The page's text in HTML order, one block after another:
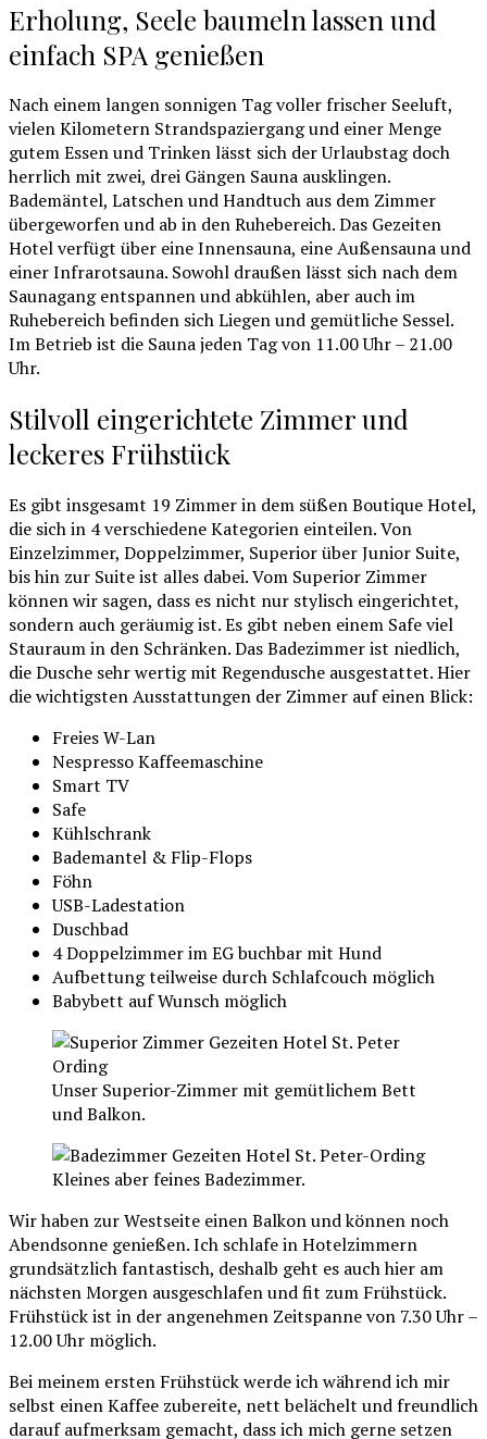
Erholung, Seele baumeln lassen und
einfach SPA genießen
Nach einem langen sonnigen Tag voller frischer Seeluft,
vielen Kilometern Strandspaziergang und einer Menge
gutem Essen und Trinken lässt sich der Urlaubstag doch
herrlich mit zwei, drei Gängen Sauna ausklingen.
Bademäntel, Latschen und Handtuch aus dem Zimmer
übergeworfen und ab in den Ruhebereich. Das Gezeiten
Hotel verfügt über eine Innensauna, eine Außensauna und
einer Infrarotsauna. Sowohl draußen lässt sich nach dem
Saunagang entspannen und abkühlen, aber auch im
Ruhebereich befinden sich Liegen und gemütliche Sessel.
Im Betrieb ist die Sauna jeden Tag von 11.00 Uhr – 21.00
Uhr.
Stilvoll eingerichtete Zimmer und
leckeres Frühstück
Es gibt insgesamt 19 Zimmer in dem süßen Boutique Hotel,
die sich in 4 verschiedene Kategorien einteilen. Von
Einzelzimmer, Doppelzimmer, Superior über Junior Suite,
bis hin zur Suite ist alles dabei. Vom Superior Zimmer
können wir sagen, dass es nicht nur stylisch eingerichtet,
sondern auch geräumig ist. Es gibt neben einem Safe viel
Stauraum in den Schränken. Das Badezimmer ist niedlich,
die Dusche sehr wertig mit Regendusche ausgestattet. Hier
die wichtigsten Ausstattungen der Zimmer auf einen Blick:
Freies W-Lan
Nespresso Kaffeemaschine
Smart TV
Safe
Kühlschrank
Bademantel & Flip-Flops
Föhn
USB-Ladestation
Duschbad
4 Doppelzimmer im EG buchbar mit Hund
Aufbettung teilweise durch Schlafcouch möglich
Babybett auf Wunsch möglich
Unser Superior-Zimmer mit gemütlichem Bett
und Balkon.
Kleines aber feines Badezimmer.
Wir haben zur Westseite einen Balkon und können noch
Abendsonne genießen. Ich schlafe in Hotelzimmern
grundsätzlich fantastisch, deshalb geht es auch hier am
nächsten Morgen ausgeschlafen und fit zum Frühstück.
Frühstück ist in der angenehmen Zeitspanne von 7.30 Uhr –
12.00 Uhr möglich.
Bei meinem ersten Frühstück werde ich während ich mir
selbst einen Kaffee zubereite, nett belächelt und freundlich
darauf aufmerksam gemacht, dass ich mich gerne setzen